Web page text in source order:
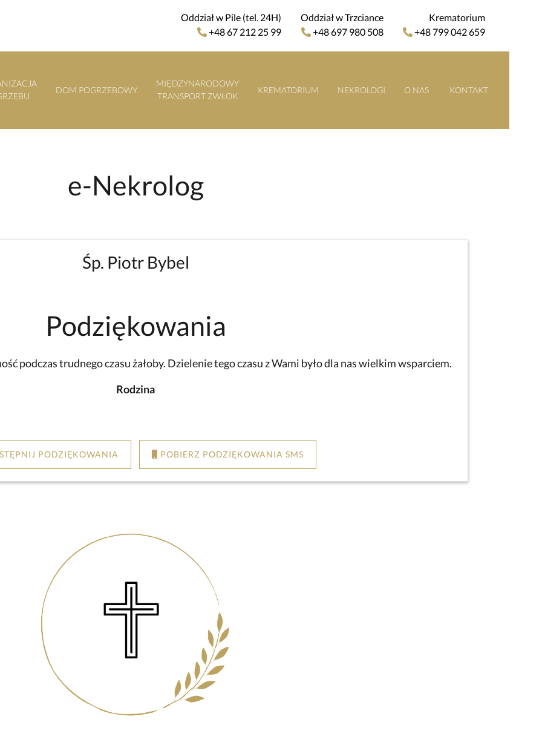
Oddział w Pile (tel. 24H)
+48 67 212 25 99
Oddział w Trzciance
+48 697 980 508
Krematorium
+48 799 042 659
DOM POGRZEBOWY
MIĘDZYNARODOWY
TRANSPORT ZWŁOK
KREMATORIUM NEKROLOGI O NAS KONTAKT
e-Nekrolog
Śp. Piotr Bybel
Podziękowania
podczas trudnego czasu żałoby. Dzielenie tego czasu z Wami było dla nas wielkim wsparciem.
Rodzina
PODZIĘKOWANIA POBIERZ PODZIĘKOWANIA SMS